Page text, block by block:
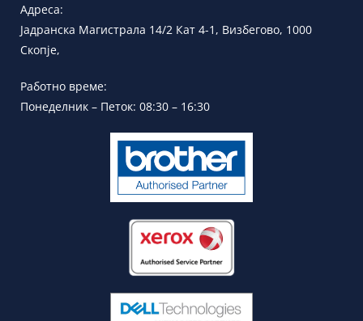
Адреса:
Јадранска Магистрала 14/2 Кат 4-1, Визбегово, 1000
Скопје,
Работно време:
Понеделник – Петок: 08:30 – 16:30